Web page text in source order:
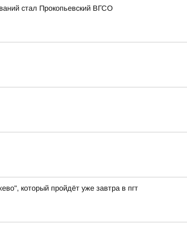
стал Прокопьевский ВГСО
который пройдёт уже завтра в пгт